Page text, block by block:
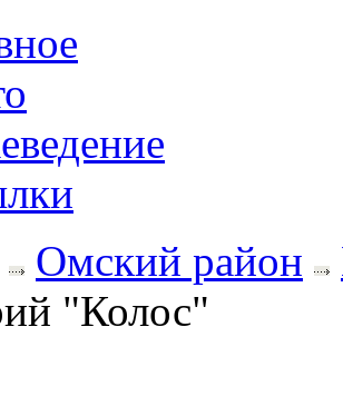
Омский район
"Колос"